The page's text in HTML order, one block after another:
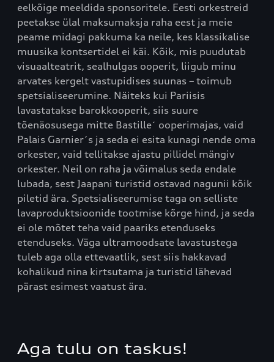
eelkõige meeldida sponsoritele. Eesti orkestreid
peetakse ülal maksumaksja raha eest ja meie
peame midagi pakkuma ka neile, kes klassikalise
muusika kontsertidel ei käi. Kõik, mis puudutab
visuaalteatrit, sealhulgas ooperit, liigub minu
arvates kergelt vastupidises suunas – toimub
spetsialiseerumine. Näiteks kui Pariisis
lavastatakse barokkooperit, siis suure
tõenäosusega mitte Bastille´ ooperimajas, vaid
Palais Garnier´s ja seda ei esita kunagi nende oma
orkester, vaid tellitakse ajastu pillidel mängiv
orkester. Neil on raha ja võimalus seda endale
lubada, sest Jaapani turistid ostavad nagunii kõik
piletid ära. Spetsialiseerumise taga on selliste
lavaproduktsioonide tootmise kõrge hind, ja seda
ei ole mõtet teha vaid paariks etenduseks
etenduseks. Väga ultramoodsate lavastustega
tuleb aga olla ettevaatlik, sest siis hakkavad
kohalikud nina kirtsutama ja turistid lähevad
pärast esimest vaatust ära.
Aga tulu on taskus!